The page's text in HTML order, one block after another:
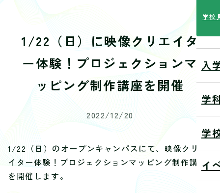
学校
入
学
学
イ
1/22（日）に映像クリエイタ
ー体験！プロジェクションマ
ッピング制作講座を開催
2022/12/20
1/22（日）のオープンキャンパスにて、映像クリエ
イター体験！プロジェクションマッピング制作講座
を開催します。